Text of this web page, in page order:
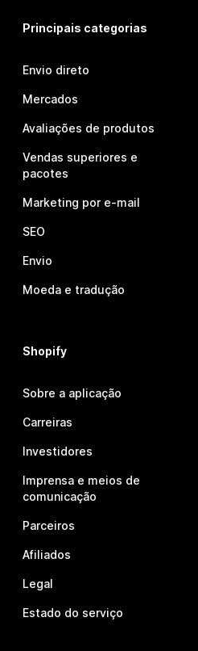
Principais categorias
Envio direto
Mercados
Avaliações de produtos
Vendas superiores e
pacotes
Marketing por e-mail
SEO
Envio
Moeda e tradução
Shopify
Sobre a aplicação
Carreiras
Investidores
Imprensa e meios de
comunicação
Parceiros
Afiliados
Legal
Estado do serviço